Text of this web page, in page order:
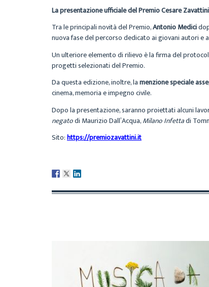
La presentazione ufficiale del Premio Cesare
Tra le principali novità del Premio,Antonio Medici
nuova fase del percorso dedicato ai giovani autori e
Un ulteriore elemento di rilievo è la firma del
progetti selezionati del Premio.
Da questa edizione, inoltre, lamenzione speciale
cinema, memoria e impegno civile.
Dopo la presentazione, saranno proiettati alcuni
negatodi Maurizio Dall’Acqua,Milano Infettadi
Sito:https://premiozavattini.it